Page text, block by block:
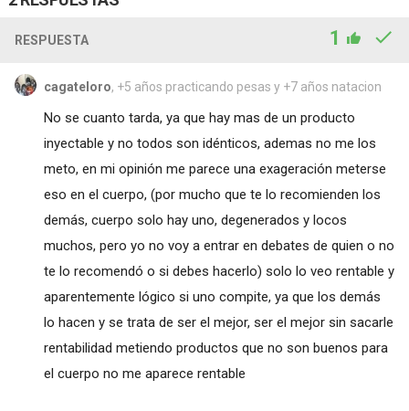
RESPUESTA 1
cagateloro, +5 años practicando pesas y +7 años natacion
No se cuanto tarda, ya que hay mas de un producto
inyectable y no todos son idénticos, ademas no me los
meto, en mi opinión me parece una exageración meterse
eso en el cuerpo, (por mucho que te lo recomienden los
demás, cuerpo solo hay uno, degenerados y locos
muchos, pero yo no voy a entrar en debates de quien o no
te lo recomendó o si debes hacerlo) solo lo veo rentable y
aparentemente lógico si uno compite, ya que los demás
lo hacen y se trata de ser el mejor, ser el mejor sin sacarle
rentabilidad metiendo productos que no son buenos para
el cuerpo no me aparece rentable